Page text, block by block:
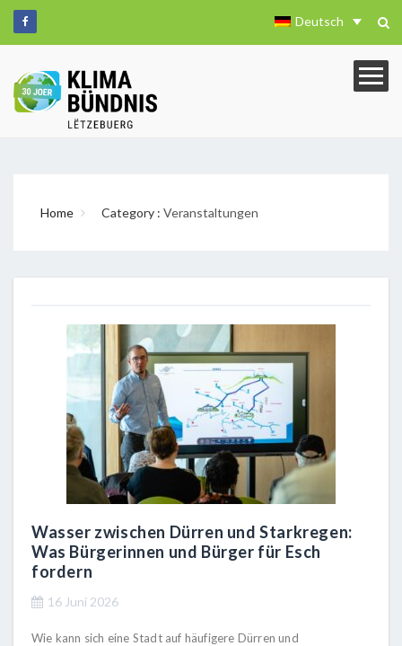
Deutsch
Home Category : Veranstaltungen
Wasser zwischen Dürren und Starkregen:
Was Bürgerinnen und Bürger für Esch
fordern
16 Juni 2026
Wie kann sich eine Stadt auf häufigere Dürren und